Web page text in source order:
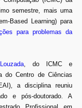
semestre, mais uma
Based Learning) para
para problemas da
, do ICMC e
do Centro de Ciências
a disciplina reuniu
e pós-doutorado. A